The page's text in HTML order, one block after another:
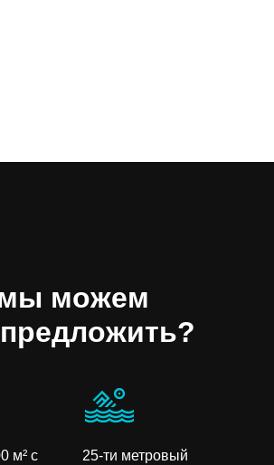
можем
м² с
25-ти метровый